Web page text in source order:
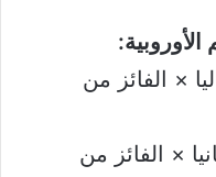
× الفائز من
× الفائز من